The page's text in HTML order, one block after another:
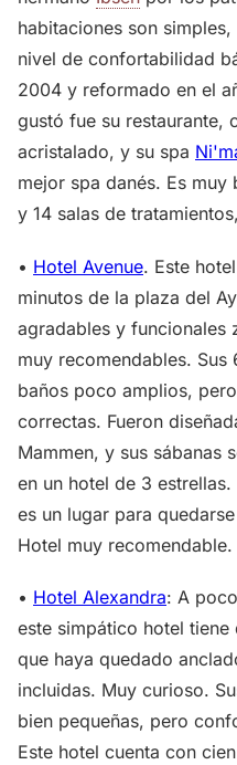
habitaciones son
nivel de confortabilidad
2004 y reformado en el
gustó fue su restaurante,
acristalado, y su spa
mejor spa danés. Es
y 14 salas de
• Hotel Avenue. Este
minutos de la plaza del
agradables y funcionales
muy recomendables.
baños poco amplios,
correctas. Fueron
Mammen, y sus sábanas
en un hotel de 3
es un lugar para
Hotel muy recomendable.
• Hotel Alexandra: A
este simpático hotel
que haya quedado
incluidas. Muy curioso.
bien pequeñas, pero
Este hotel cuenta con